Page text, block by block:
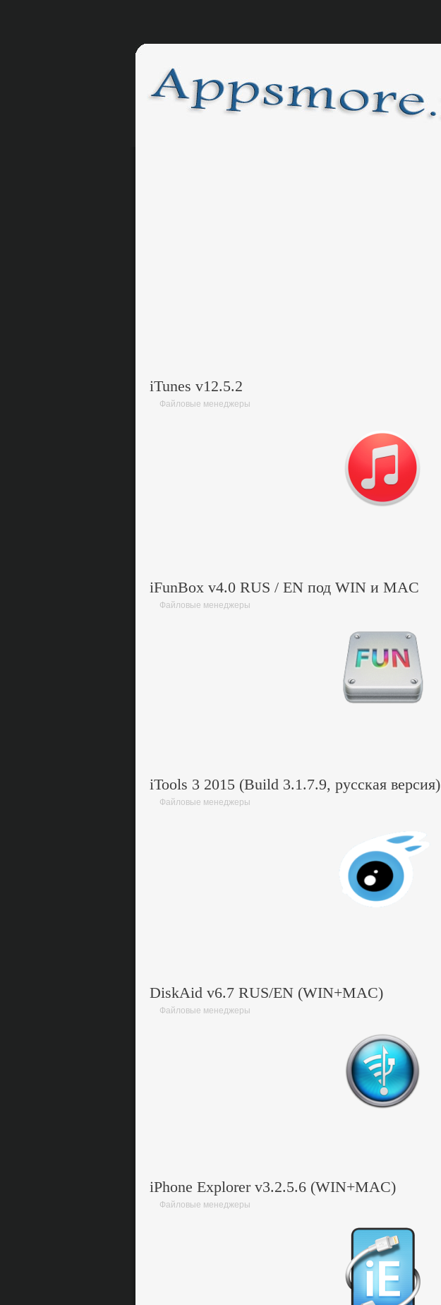
iTunes v12.5.2
Файловые менеджеры
iFunBox v4.0 RUS / EN под WIN и MAC
Файловые менеджеры
iTools 3 2015 (Build 3.1.7.9, русская версия)
Файловые менеджеры
DiskAid v6.7 RUS/EN (WIN+MAC)
Файловые менеджеры
iPhone Explorer v3.2.5.6 (WIN+MAC)
Файловые менеджеры